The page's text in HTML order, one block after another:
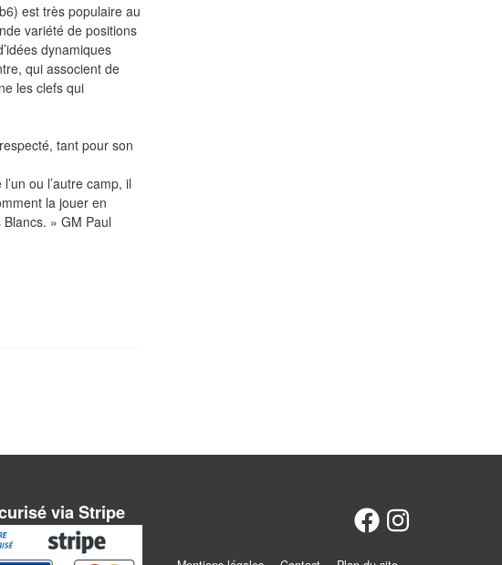
est très populaire au
variété de positions
dynamiques
qui associent de
les clefs qui
tant pour son
ou l’autre camp, il
la jouer en
» GM Paul
via Stripe